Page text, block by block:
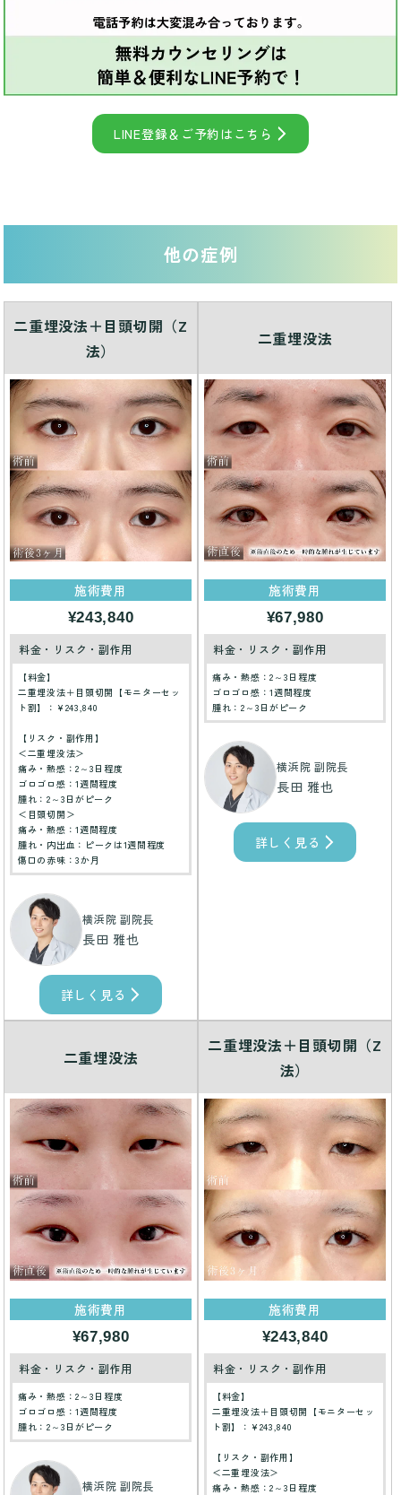
LINE登録＆ご予約はこちら
他の症例
二重埋没法＋目頭切開（Z
法）
施術費用
¥243,840
料金・リスク・副作用
【料金】
二重埋没法＋目頭切開【モニターセッ
ト割】：¥243,840
【リスク・副作用】
＜二重埋没法＞
痛み・熱感：2～3日程度
ゴロゴロ感：1週間程度
腫れ：2～3日がピーク
＜目頭切開＞
痛み・熱感：1週間程度
腫れ・内出血：ピークは1週間程度
傷口の赤味：3か月
横浜院 副院長
長田 雅也
詳しく見る
二重埋没法
施術費用
¥67,980
料金・リスク・副作用
痛み・熱感：2～3日程度
ゴロゴロ感：1週間程度
腫れ：2～3日がピーク
横浜院 副院長
長田 雅也
詳しく見る
二重埋没法
施術費用
¥67,980
料金・リスク・副作用
痛み・熱感：2～3日程度
ゴロゴロ感：1週間程度
腫れ：2～3日がピーク
横浜院 副院長
二重埋没法＋目頭切開（Z
法）
施術費用
¥243,840
料金・リスク・副作用
【料金】
二重埋没法＋目頭切開【モニターセッ
ト割】：¥243,840
【リスク・副作用】
＜二重埋没法＞
痛み・熱感：2～3日程度